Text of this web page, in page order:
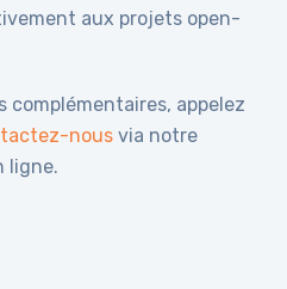
aux projets open-
appelez
nous via notre
ligne.